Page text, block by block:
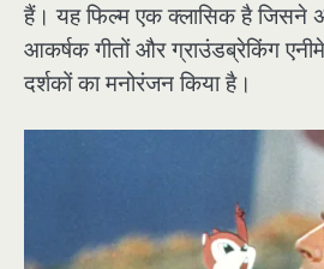
हैं। यह फिल्म एक क्लासिक है जिसने
आकर्षक गीतों और ग्राउंडब्रेकिंग
दर्शकों का मनोरंजन किया है।